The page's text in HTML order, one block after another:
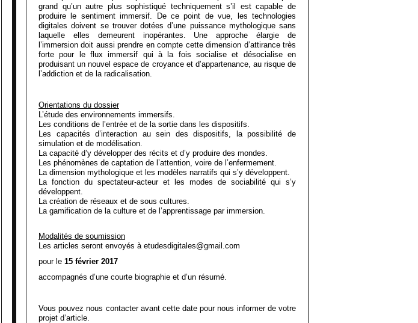
L'Onde Théâtre - Centre d'art
grand qu’un autre plus sophistiqué techniquement s’il est capable de
produire le sentiment immersif. De ce point de vue, les technologies
digitales doivent se trouver dotées d’une puissance mythologique sans
laquelle elles demeurent inopérantes. Une approche élargie de
l’immersion doit aussi prendre en compte cette dimension d’attirance très
forte pour le flux immersif qui à la fois socialise et désocialise en
produisant un nouvel espace de croyance et d’appartenance, au risque de
l’addiction et de la radicalisation.
Orientations du dossier
L’étude des environnements immersifs.
Les conditions de l’entrée et de la sortie dans les dispositifs.
Les capacités d’interaction au sein des dispositifs, la possibilité de
simulation et de modélisation.
La capacité d’y développer des récits et d’y produire des mondes.
Les phénomènes de captation de l’attention, voire de l’enfermement.
La dimension mythologique et les modèles narratifs qui s’y développent.
La fonction du spectateur-acteur et les modes de sociabilité qui s’y
développent.
La création de réseaux et de sous cultures.
La gamification de la culture et de l’apprentissage par immersion.
Modalités de soumission
Les articles seront envoyés à etudesdigitales@gmail.com
pour le 15 février 2017
accompagnés d’une courte biographie et d’un résumé.
Vous pouvez nous contacter avant cette date pour nous informer de votre
projet d’article.